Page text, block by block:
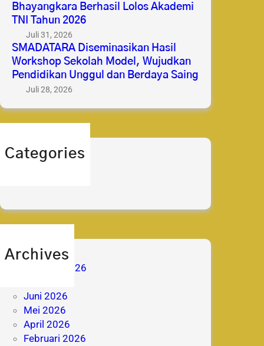
Bhayangkara Berhasil Lolos Akademi
TNI Tahun 2026
Juli 31, 2026
SMADATARA Diseminasikan Hasil
Workshop Sekolah Model, Wujudkan
Pendidikan Unggul dan Berdaya Saing
Juli 28, 2026
Categories
Archives
Agustus 2026
Juni 2026
Mei 2026
April 2026
Februari 2026